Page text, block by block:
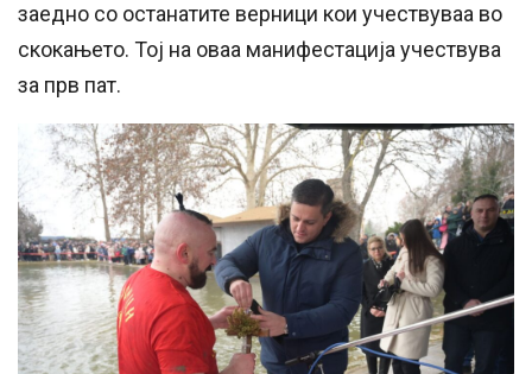
заедно со останатите верници кои учествуваа во
скокањето. Тој на оваа манифестација учествува
за прв пат.